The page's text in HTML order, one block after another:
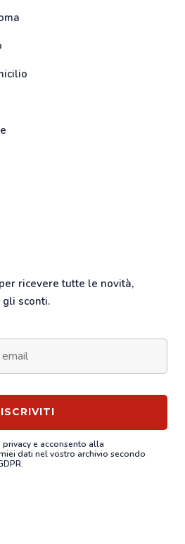
ricevere tutte le novità,
sconti.
privacye acconsento alla
dati nel vostro archivio secondo